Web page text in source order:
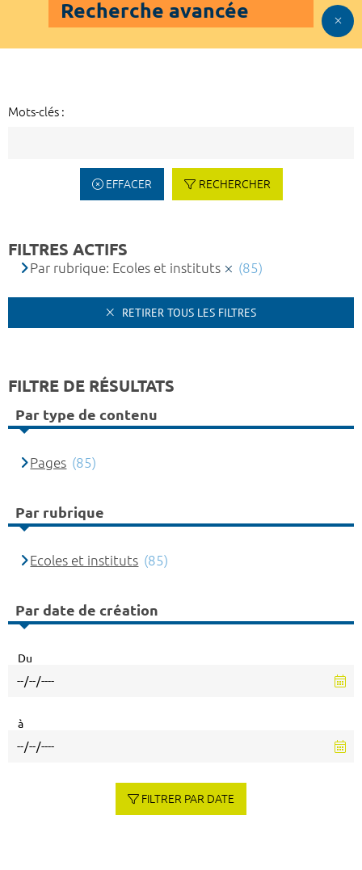
Recherche avancée
Mots-clés :
EFFACER RECHERCHER
FILTRES ACTIFS
Par rubrique: Ecoles et instituts (85)
RETIRER TOUS LES FILTRES
FILTRE DE RÉSULTATS
Par type de contenu
Pages (85)
Par rubrique
Ecoles et instituts (85)
Par date de création
Du
à
FILTRER PAR DATE